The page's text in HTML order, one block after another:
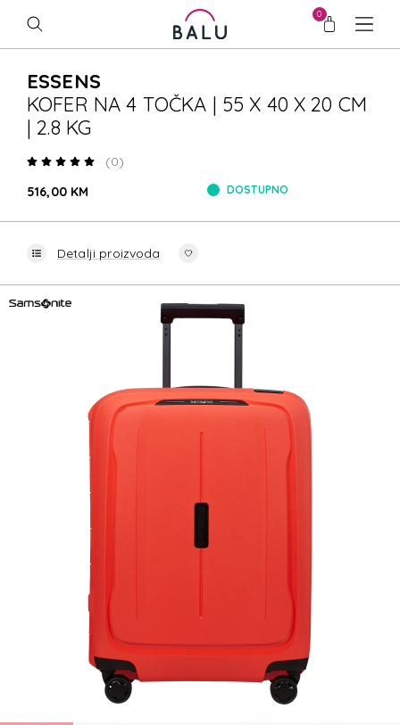
0
ESSENS
KOFER NA 4 TOČKA | 55 X 40 X 20 CM
| 2.8 KG
(0)
516,00 KM
DOSTUPNO
Detalji proizvoda